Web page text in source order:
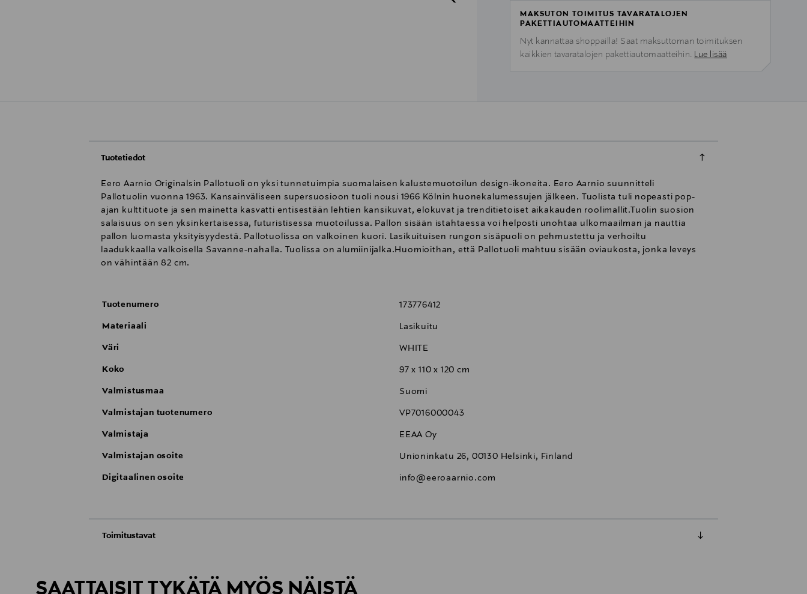
MAKSUTON TOIMITUS TAVARATALOJEN
PAKETTIAUTOMAATTEIHIN
Nyt kannattaa shoppailla! Saat maksuttoman toimituksen
kaikkien tavaratalojen pakettiautomaatteihin. Lue lisää
Tuotetiedot
Eero Aarnio Originalsin Pallotuoli on yksi tunnetuimpia suomalaisen kalustemuotoilun design-ikoneita. Eero Aarnio suunnitteli
Pallotuolin vuonna 1963. Kansainväliseen supersuosioon tuoli nousi 1966 Kölnin huonekalumessujen jälkeen. Tuolista tuli nopeasti pop-
ajan kulttituote ja sen mainetta kasvatti entisestään lehtien kansikuvat, elokuvat ja trenditietoiset aikakauden roolimallit.Tuolin suosion
salaisuus on sen yksinkertaisessa, futuristisessa muotoilussa. Pallon sisään istahtaessa voi helposti unohtaa ulkomaailman ja nauttia
pallon luomasta yksityisyydestä. Pallotuolissa on valkoinen kuori. Lasikuituisen rungon sisäpuoli on pehmustettu ja verhoiltu
laadukkaalla valkoisella Savanne-nahalla. Tuolissa on alumiinijalka.Huomioithan, että Pallotuoli mahtuu sisään oviaukosta, jonka leveys
on vähintään 82 cm.
Tuotenumero 173776412
Materiaali Lasikuitu
Väri WHITE
Koko 97 x 110 x 120 cm
Valmistusmaa Suomi
Valmistajan tuotenumero VP7016000043
Valmistaja EEAA Oy
Valmistajan osoite Unioninkatu 26, 00130 Helsinki, Finland
Digitaalinen osoite info@eeroaarnio.com
Toimitustavat
Kotiinkuljetus
SAATTAISIT TYKÄTÄ MYÖS NÄISTÄ